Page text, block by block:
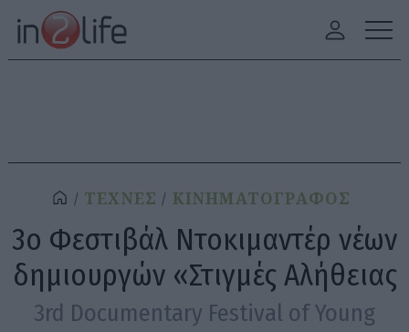
ΤΕΧΝΕΣ ΚΙΝΗΜΑΤΟΓΡΑΦΟΣ
3ο Φεστιβάλ Ντοκιμαντέρ νέων
δημιουργών «Στιγμές Αλήθειας
3rd Documentary Festival of Young